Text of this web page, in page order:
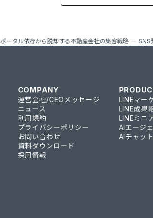
ポータル依存から脱却する不動産会社の集客戦略 ―
COMPANY
運営会社/CEOメッセージ
ニュース
利用規約
プライバシーポリシー
お問い合わせ
資料ダウンロード
採用情報
LINEマー
LINE成果
LINEミニ
AIエージ
AIチャッ